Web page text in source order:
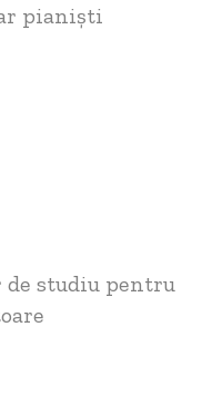
pianiști
studiu pentru